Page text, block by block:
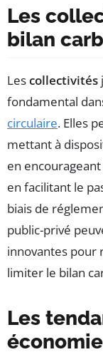
Les
bilan
Lescollectivités
fondamental
circulaire. Elles
mettant à
en
en facilitant le
biais de
public-privé
innovantes pour
limiter le bilan
Les